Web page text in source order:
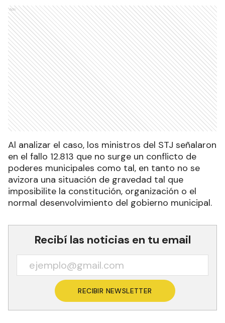
Ads
Al analizar el caso, los ministros del STJ señalaron
en el fallo 12.813 que no surge un conflicto de
poderes municipales como tal, en tanto no se
avizora una situación de gravedad tal que
imposibilite la constitución, organización o el
normal desenvolvimiento del gobierno municipal.
Recibí las noticias en tu email
RECIBIR NEWSLETTER